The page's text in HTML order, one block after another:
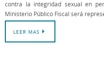
contra la integridad sexual en
Ministerio Público Fiscal será
LEER MAS